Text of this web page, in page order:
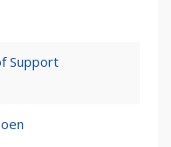
Support